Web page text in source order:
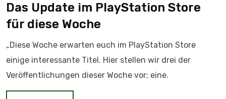
Das Update im PlayStation Store
für diese Woche
„Diese Woche erwarten euch im PlayStation Store
einige interessante Titel. Hier stellen wir drei der
Veröffentlichungen dieser Woche vor; eine.